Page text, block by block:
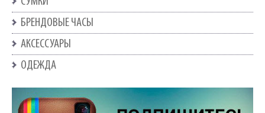
БРЕНДОВЫЕ ЧАСЫ
АКСЕССУАРЫ
ОДЕЖДА